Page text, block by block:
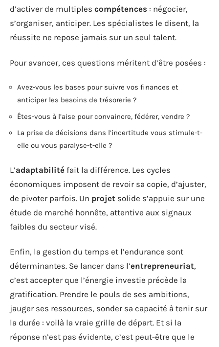
d’activer de multiples compétences : négocier,
s’organiser, anticiper. Les spécialistes le disent, la
réussite ne repose jamais sur un seul talent.
Pour avancer, ces questions méritent d’être posées :
Avez-vous les bases pour suivre vos finances et
anticiper les besoins de trésorerie ?
Êtes-vous à l’aise pour convaincre, fédérer, vendre ?
La prise de décisions dans l’incertitude vous stimule-t-
elle ou vous paralyse-t-elle ?
L’adaptabilité fait la différence. Les cycles
économiques imposent de revoir sa copie, d’ajuster,
de pivoter parfois. Un projet solide s’appuie sur une
étude de marché honnête, attentive aux signaux
faibles du secteur visé.
Enfin, la gestion du temps et l’endurance sont
déterminantes. Se lancer dans l’entrepreneuriat,
c’est accepter que l’énergie investie précède la
gratification. Prendre le pouls de ses ambitions,
jauger ses ressources, sonder sa capacité à tenir sur
la durée : voilà la vraie grille de départ. Et si la
réponse n’est pas évidente, c’est peut-être que le